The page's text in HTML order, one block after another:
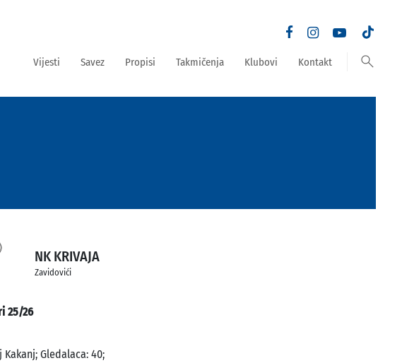
Vijesti Savez Propisi Takmičenja Klubovi Kontakt search
NK KRIVAJA
Zavidovići
25/26
Kakanj; Gledalaca: 40;